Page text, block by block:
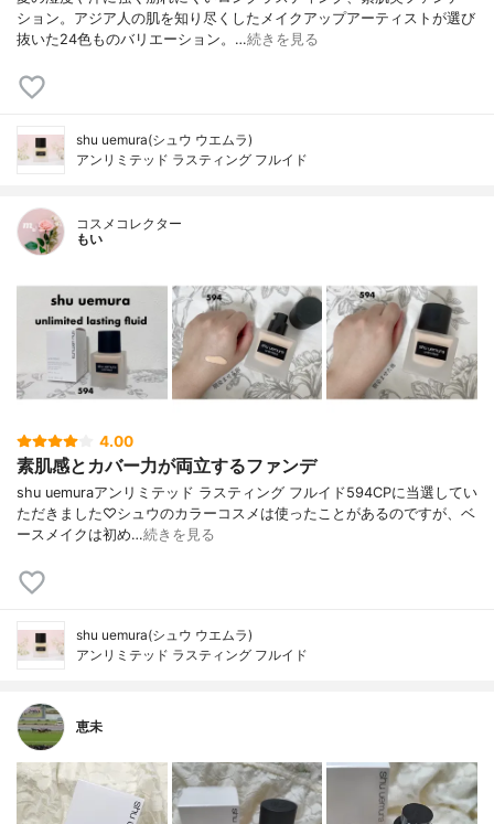
ション。アジア人の肌を知り尽くしたメイクアップアーティストが選び
抜いた24色ものバリエーション。…続きを見る
shu uemura(シュウ ウエムラ)
アンリミテッド ラスティング フルイド
コスメコレクター
もい
4.00
素肌感とカバー力が両立するファンデ
shu uemuraアンリミテッド ラスティング フルイド594CPに当選してい
ただきました♡シュウのカラーコスメは使ったことがあるのですが、ベ
ースメイクは初め…続きを見る
shu uemura(シュウ ウエムラ)
アンリミテッド ラスティング フルイド
恵未